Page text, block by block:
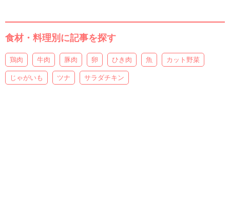
食材・料理別に記事を探す
鶏肉 牛肉 豚肉 卵 ひき肉 魚 カット野菜
じゃがいも ツナ サラダチキン